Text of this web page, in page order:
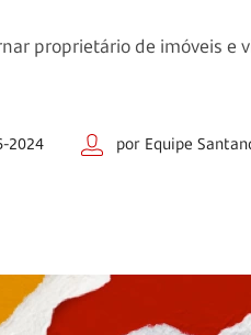
proprietário de imóveis e
2024 por Equipe